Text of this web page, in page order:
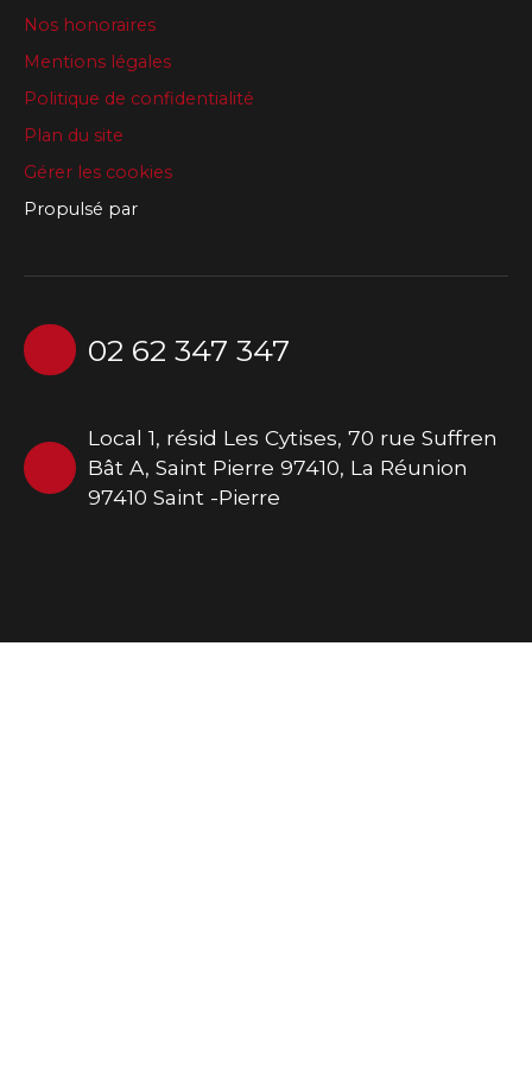
Nos honoraires
Mentions légales
Politique de confidentialité
Plan du site
Gérer les cookies
Propulsé par
02 62 347 347
Local 1, résid Les Cytises, 70 rue Suffren
Bât A, Saint Pierre 97410, La Réunion
97410 Saint -Pierre